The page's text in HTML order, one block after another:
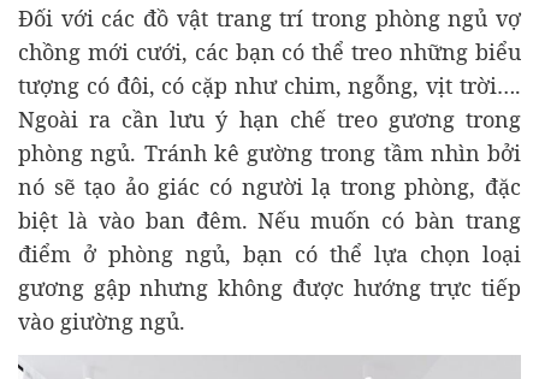
Đối với các đồ vật trang trí trong phòng ngủ vợ
chồng mới cưới, các bạn có thể treo những biểu
tượng có đôi, có cặp như chim, ngỗng, vịt trời….
Ngoài ra cần lưu ý hạn chế treo gương trong
phòng ngủ. Tránh kê gường trong tầm nhìn bởi
nó sẽ tạo ảo giác có người lạ trong phòng, đặc
biệt là vào ban đêm. Nếu muốn có bàn trang
điểm ở phòng ngủ, bạn có thể lựa chọn loại
gương gập nhưng không được hướng trực tiếp
vào giường ngủ.